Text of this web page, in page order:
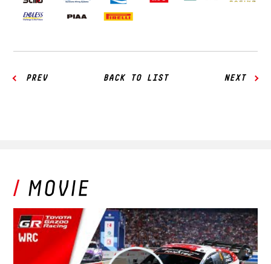
PREV BACK TO LIST NEXT